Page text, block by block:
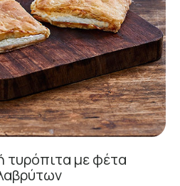
τυρόπιτα με φέτα